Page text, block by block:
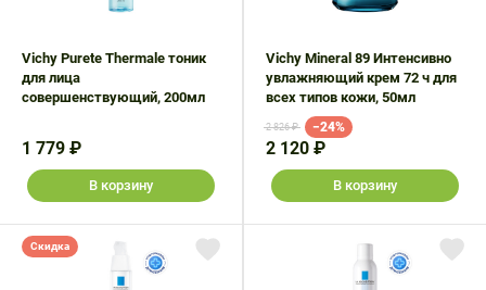
Vichy Purete Thermale тоник
для лица
совершенствующий, 200мл
1 779 ₽
В корзину
Vichy Mineral 89 Интенсивно
увлажняющий крем 72 ч для
всех типов кожи, 50мл
2 826 ₽ −24%
2 120 ₽
В корзину
Скидка
ПротивоаллергическиеПротивовоспалительные
препараты
ПротивогрибковыеПротивоопухолевые
препараты
Противопаразитарные
препараты
Растительные
препараты
Сердечно-
сосудистые
препараты
Система
Поливитаминные
Пробиотики
Сахарный
диабет
Фиточай/